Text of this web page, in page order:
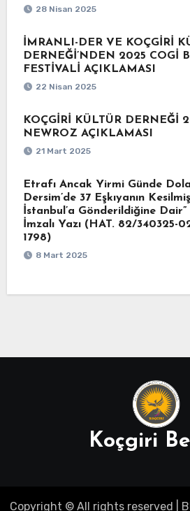
28 Nisan 2025
İMRANLI-DER VE KOÇGİRİ
DERNEĞİ’NDEN 2025 COGİ
FESTİVALİ AÇIKLAMASI
22 Nisan 2025
KOÇGİRİ KÜLTÜR DERNEĞİ
NEWROZ AÇIKLAMASI
21 Mart 2025
Etrafı Ancak Yirmi Günde
Dersim’de 37 Eşkıyanın
İstanbul’a Gönderildiğine
İmzalı Yazı (HAT. 82/340325-
1798)
8 Mart 2025
Koçgiri
Copyright © All rights reserved